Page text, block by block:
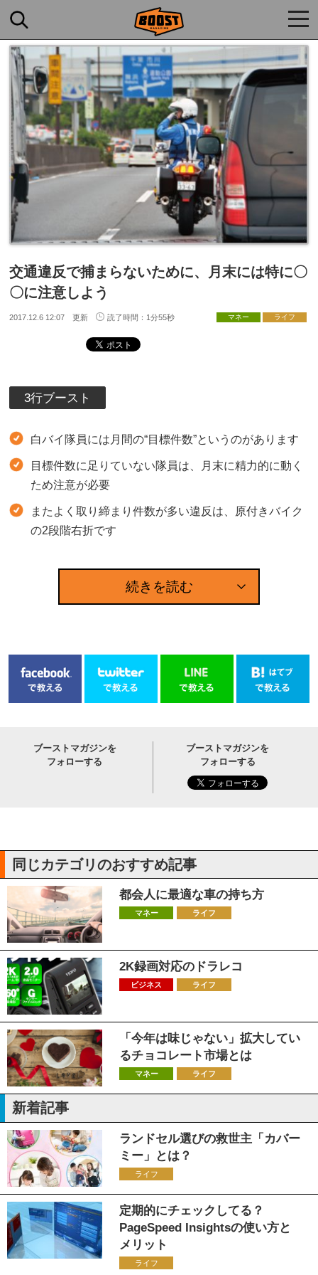
交通違反で捕まらないために、月末には特に〇
〇に注意しよう
2017.12.6 12:07 更新 読了時間：1分55秒 マネー ライフ
3行ブースト
白バイ隊員には月間の“目標件数”というのがあります
目標件数に足りていない隊員は、月末に精力的に動く
ため注意が必要
またよく取り締まり件数が多い違反は、原付きバイク
の2段階右折です
続きを読む
ブーストマガジンを
フォローする
ブーストマガジンを
フォローする
同じカテゴリのおすすめ記事
都会人に最適な車の持ち方
マネー ライフ
2K録画対応のドラレコ
ビジネス ライフ
「今年は味じゃない」拡大してい
るチョコレート市場とは
マネー ライフ
新着記事
ランドセル選びの救世主「カバー
ミー」とは？
ライフ
定期的にチェックしてる？
PageSpeed Insightsの使い方と
メリット
ライフ